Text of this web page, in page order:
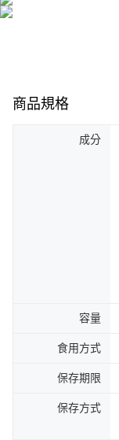
商品規格
成分
容量
食用方式
保存期限
保存方式